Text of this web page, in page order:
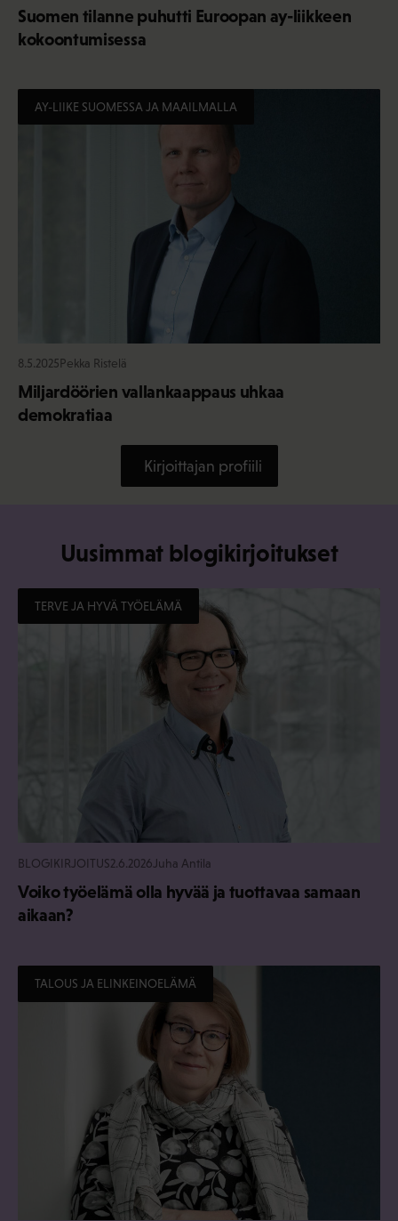
Suomen tilanne puhutti Euroopan ay-liikkeen
kokoontumisessa
AY-LIIKE SUOMESSA JA MAAILMALLA
8.5.2025Pekka Ristelä
Miljardöörien vallankaappaus uhkaa
demokratiaa
Kirjoittajan profiili
Uusimmat blogikirjoitukset
TERVE JA HYVÄ TYÖELÄMÄ
BLOGIKIRJOITUS2.6.2026 Juha Antila
Voiko työelämä olla hyvää ja tuottavaa samaan
aikaan?
TALOUS JA ELINKEINOELÄMÄ